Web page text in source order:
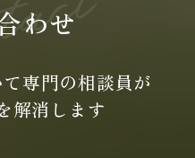
わせ
専門の相談員が
解消します